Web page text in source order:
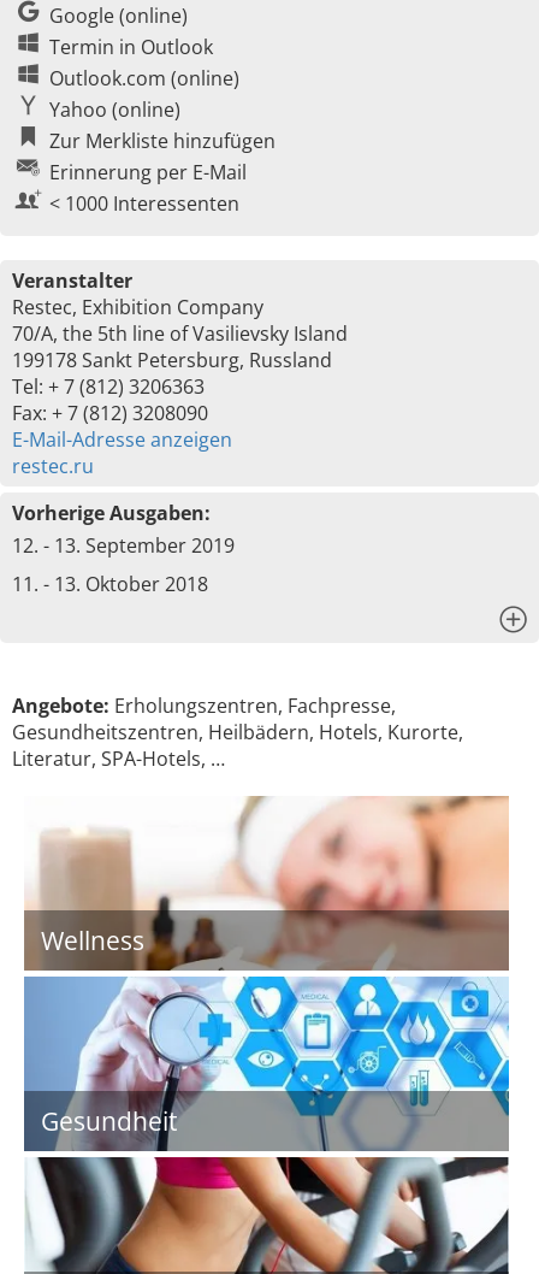
Google (online)
Termin in Outlook
Outlook.com (online)
Yahoo (online)
Zur Merkliste hinzufügen
Erinnerung per E-Mail
< 1000 Interessenten
Veranstalter
Restec, Exhibition Company
70/A, the 5th line of Vasilievsky Island
199178 Sankt Petersburg, Russland
Tel: + 7 (812) 3206363
Fax: + 7 (812) 3208090
E-Mail-Adresse anzeigen
restec.ru
Vorherige Ausgaben:
12. - 13. September 2019
11. - 13. Oktober 2018
Angebote: Erholungszentren, Fachpresse,
Gesundheitszentren, Heilbädern, Hotels, Kurorte,
Literatur, SPA-Hotels, …
Wellness
Gesundheit